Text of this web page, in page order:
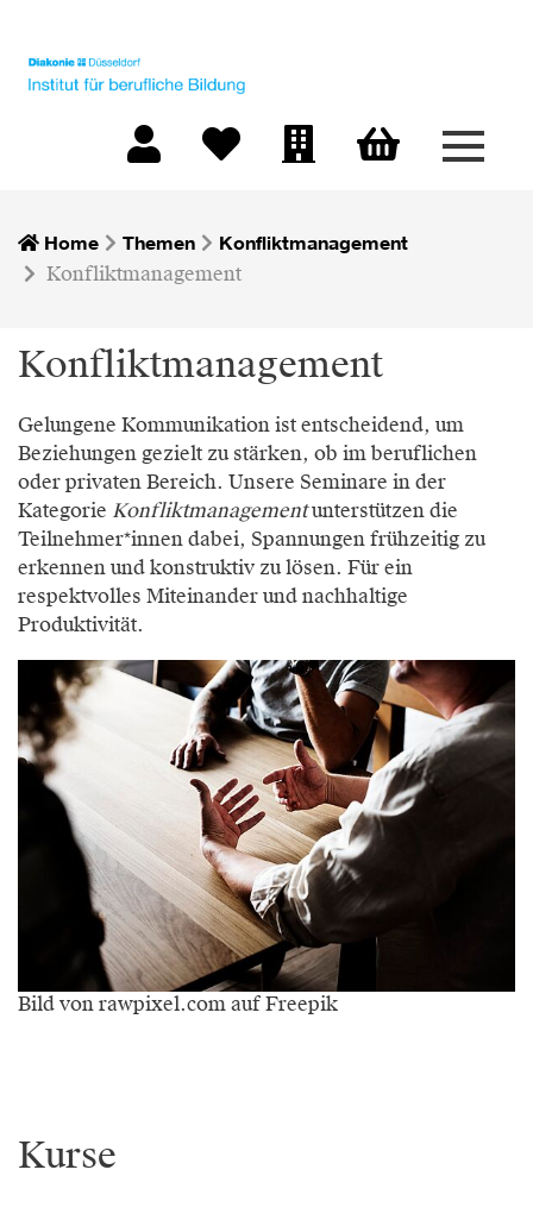
Menü
Home Themen Konfliktmanagement
Konfliktmanagement
Konfliktmanagement
Gelungene Kommunikation ist entscheidend, um
Beziehungen gezielt zu stärken, ob im beruflichen
oder privaten Bereich. Unsere Seminare in der
Kategorie Konfliktmanagementunterstützen die
Teilnehmer*innen dabei, Spannungen frühzeitig zu
erkennen und konstruktiv zu lösen. Für ein
respektvolles Miteinander und nachhaltige
Produktivität.
Bild von rawpixel.com auf Freepik
Kurse